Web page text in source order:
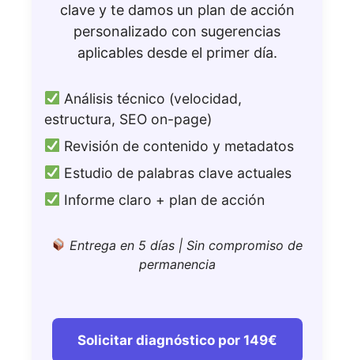
clave y te damos un plan de acción
personalizado con sugerencias
aplicables desde el primer día.
Análisis técnico (velocidad,
estructura, SEO on-page)
Revisión de contenido y metadatos
Estudio de palabras clave actuales
Informe claro + plan de acción
Entrega en 5 días | Sin compromiso de
permanencia
Solicitar diagnóstico por 149€